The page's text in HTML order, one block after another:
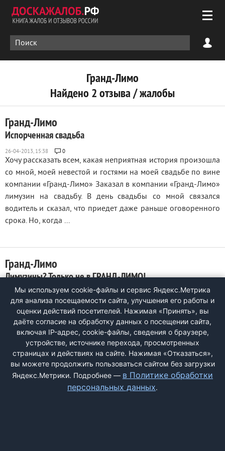
Гранд-Лимо
Найдено 2 отзыва / жалобы
Гранд-Лимо
Испорченная свадьба
0
Хочу рассказать всем, какая неприятная история произошла
со мной, моей невестой и гостями на моей свадьбе по вине
компании «Гранд-Лимо» Заказал в компании «Гранд-Лимо»
лимузин на свадьбу. В день свадьбы со мной связался
водитель и сказал, что приедет даже раньше оговоренного
срока. Но, когда ...
Гранд-Лимо
Лимузины? Только не в ГРАНД-ЛИМО!
0
*Заказали Лимузин на 7 августа. Показали и уверели, что все
будет хорошо. Но на кануне вечером нам позвонил
менеджер и сказал, машина сломона и замену нам
предоставить не могут. Но самое интересное, когда свой
лимузин я увидел на поклонной горе обсолютно цел и не
вредим. Мне просто обидно, что если ...
Мы используем cookie-файлы и сервис Яндекс.Метрика
для анализа посещаемости сайта, улучшения его работы и
оценки действий посетителей. Нажимая «Принять», вы
даёте согласие на обработку данных о посещении сайта,
включая IP-адрес, cookie-файлы, сведения о браузере,
устройстве, источнике перехода, просмотренных
страницах и действиях на сайте. Нажимая «Отказаться»,
вы можете продолжить пользоваться сайтом без загрузки
Яндекс.Метрики. Подробнее — в Политике обработки
персональных данных.